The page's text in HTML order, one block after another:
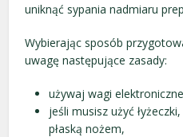
uniknąć sypania nadmiaru
Wybierając sposób
uwagę następujące zasady:
używaj wagi
jeśli musisz użyć
płaską nożem,